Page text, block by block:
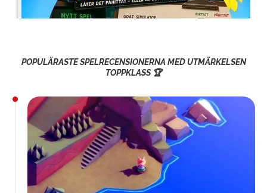
POPULÄRASTE SPELRECENSIONERNA MED UTMÄRKELSEN
TOPPKLASS 🏆